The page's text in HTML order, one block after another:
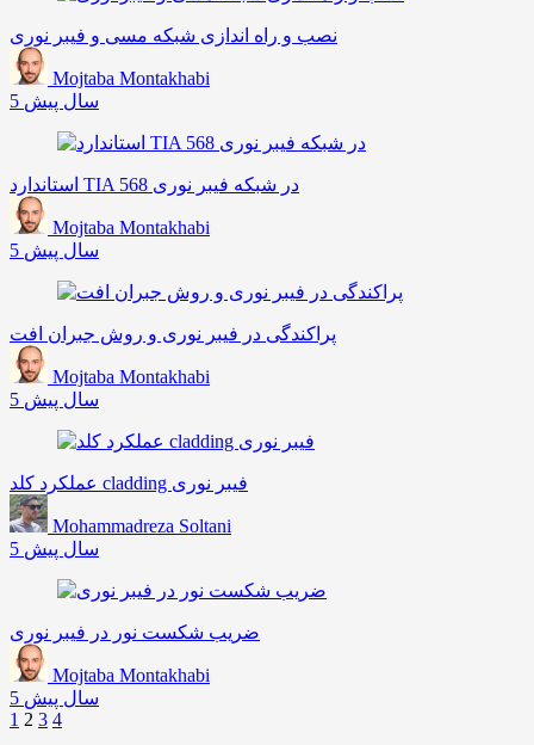
نصب و راه اندازی شبکه مسی و فیبر نوری
Mojtaba Montakhabi
5 سال پیش
استاندارد TIA 568 در شبکه فیبر نوری
Mojtaba Montakhabi
5 سال پیش
پراکندگی در فیبر نوری و روش جبران افت
Mojtaba Montakhabi
5 سال پیش
عملکرد کلد cladding فیبر نوری
Mohammadreza Soltani
5 سال پیش
ضریب شکست نور در فیبر نوری
Mojtaba Montakhabi
5 سال پیش
1 2 3 4